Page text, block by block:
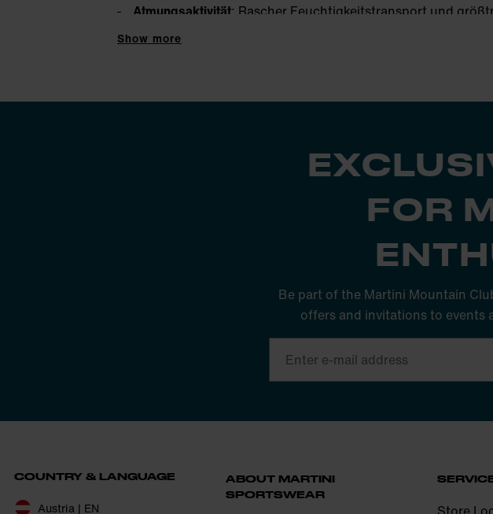
Atmungsaktivität: Rascher Feuchtigkeitstransport und
UWEAR.SL1 oder HI.DRY.
von Martini Sportswear sitztfastwie eine zweite Haut. Nichts
Show more
FOR
Be part of the Martini Mountain
offers and invitations to events
COUNTRY & LANGUAGE
Austria | EN
ABOUT MARTINI
SPORTSWEAR